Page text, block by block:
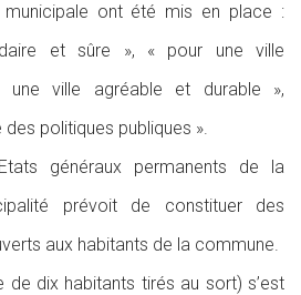
municipale ont été mis en place :
et sûre », « pour une ville
une ville agréable et durable »,
politiques publiques ».
généraux permanents de la
prévoit de constituer des
aux habitants de la commune.
de dix habitants tirés au sort) s’est